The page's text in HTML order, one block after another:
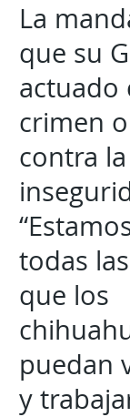
La
que su
actuado
crimen
contra la
todas
que los
puedan
y